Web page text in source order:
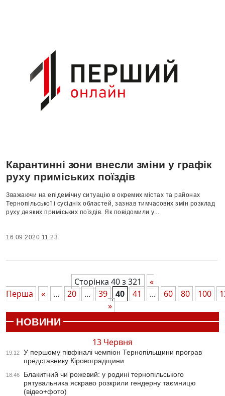
Карантинні зони внесли зміни у графік
руху приміських поїздів
Зважаючи на епідемічну ситуацію в окремих містах та районах
Тернопільської і сусідніх областей, зазнав тимчасових змін розклад
руху деяких приміських поїздів. Як повідомили у...
16.09.2020 11:23
Сторінка 40 з 321
«
Перша
« ... 20 ... 39 40 41 ... 60 80 100
»
НОВИНИ
13 Червня
19:12
У першому півфіналі чемпіон Тернопільщини програв
представнику Кіровоградщини
18:46
Блакитний чи рожевий: у родині тернопільського
рятувальника яскраво розкрили гендерну таємницю
(відео+фото)